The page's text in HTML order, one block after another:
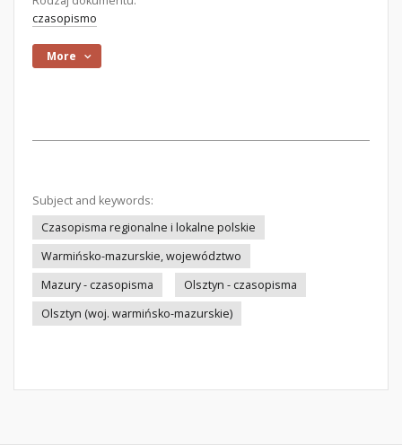
czasopismo
More
Subject and keywords:
Czasopisma regionalne i lokalne polskie
Warmińsko-mazurskie, województwo
Mazury - czasopisma
Olsztyn - czasopisma
Olsztyn (woj. warmińsko-mazurskie)